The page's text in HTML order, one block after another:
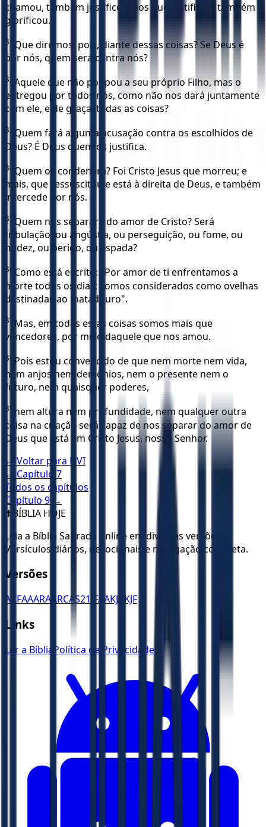
chamou, também justificou; aos que justificou, também
glorificou.
31
Que diremos, pois, diante dessas coisas? Se Deus é
por nós, quem será contra nós?
32 Aquele que não poupou a seu próprio Filho, mas o
entregou por todos nós, como não nos dará juntamente
com ele, e de graça, todas as coisas?
33 Quem fará alguma acusação contra os escolhidos de
Deus? É Deus quem os justifica.
34 Quem os condenará? Foi Cristo Jesus que morreu; e
mais, que ressuscitou e está à direita de Deus, e também
intercede por nós.
35 Quem nos separará do amor de Cristo? Será
tribulação, ou angústia, ou perseguição, ou fome, ou
nudez, ou perigo, ou espada?
36 Como está escrito: "Por amor de ti enfrentamos a
morte todos os dias; somos considerados como ovelhas
destinadas ao matadouro".
37 Mas, em todas estas coisas somos mais que
vencedores, por meio daquele que nos amou.
38 Pois estou convencido de que nem morte nem vida,
nem anjos nem demônios, nem o presente nem o
futuro, nem quaisquer poderes,
39 nem altura nem profundidade, nem qualquer outra
coisa na criação será capaz de nos separar do amor de
Deus que está em Cristo Jesus, nosso Senhor.
← Voltar para NVI
← Capítulo 7
Todos os capítulos
Capítulo 9 →
✝️ BÍBLIA HOJE
Leia a Bíblia Sagrada online em diversas versões.
Versículos diários, devocionais e navegação completa.
Versões
ACFAAARA ARCAS21 JFAAKJA KJF
Links
Ler a Bíblia Política de Privacidade